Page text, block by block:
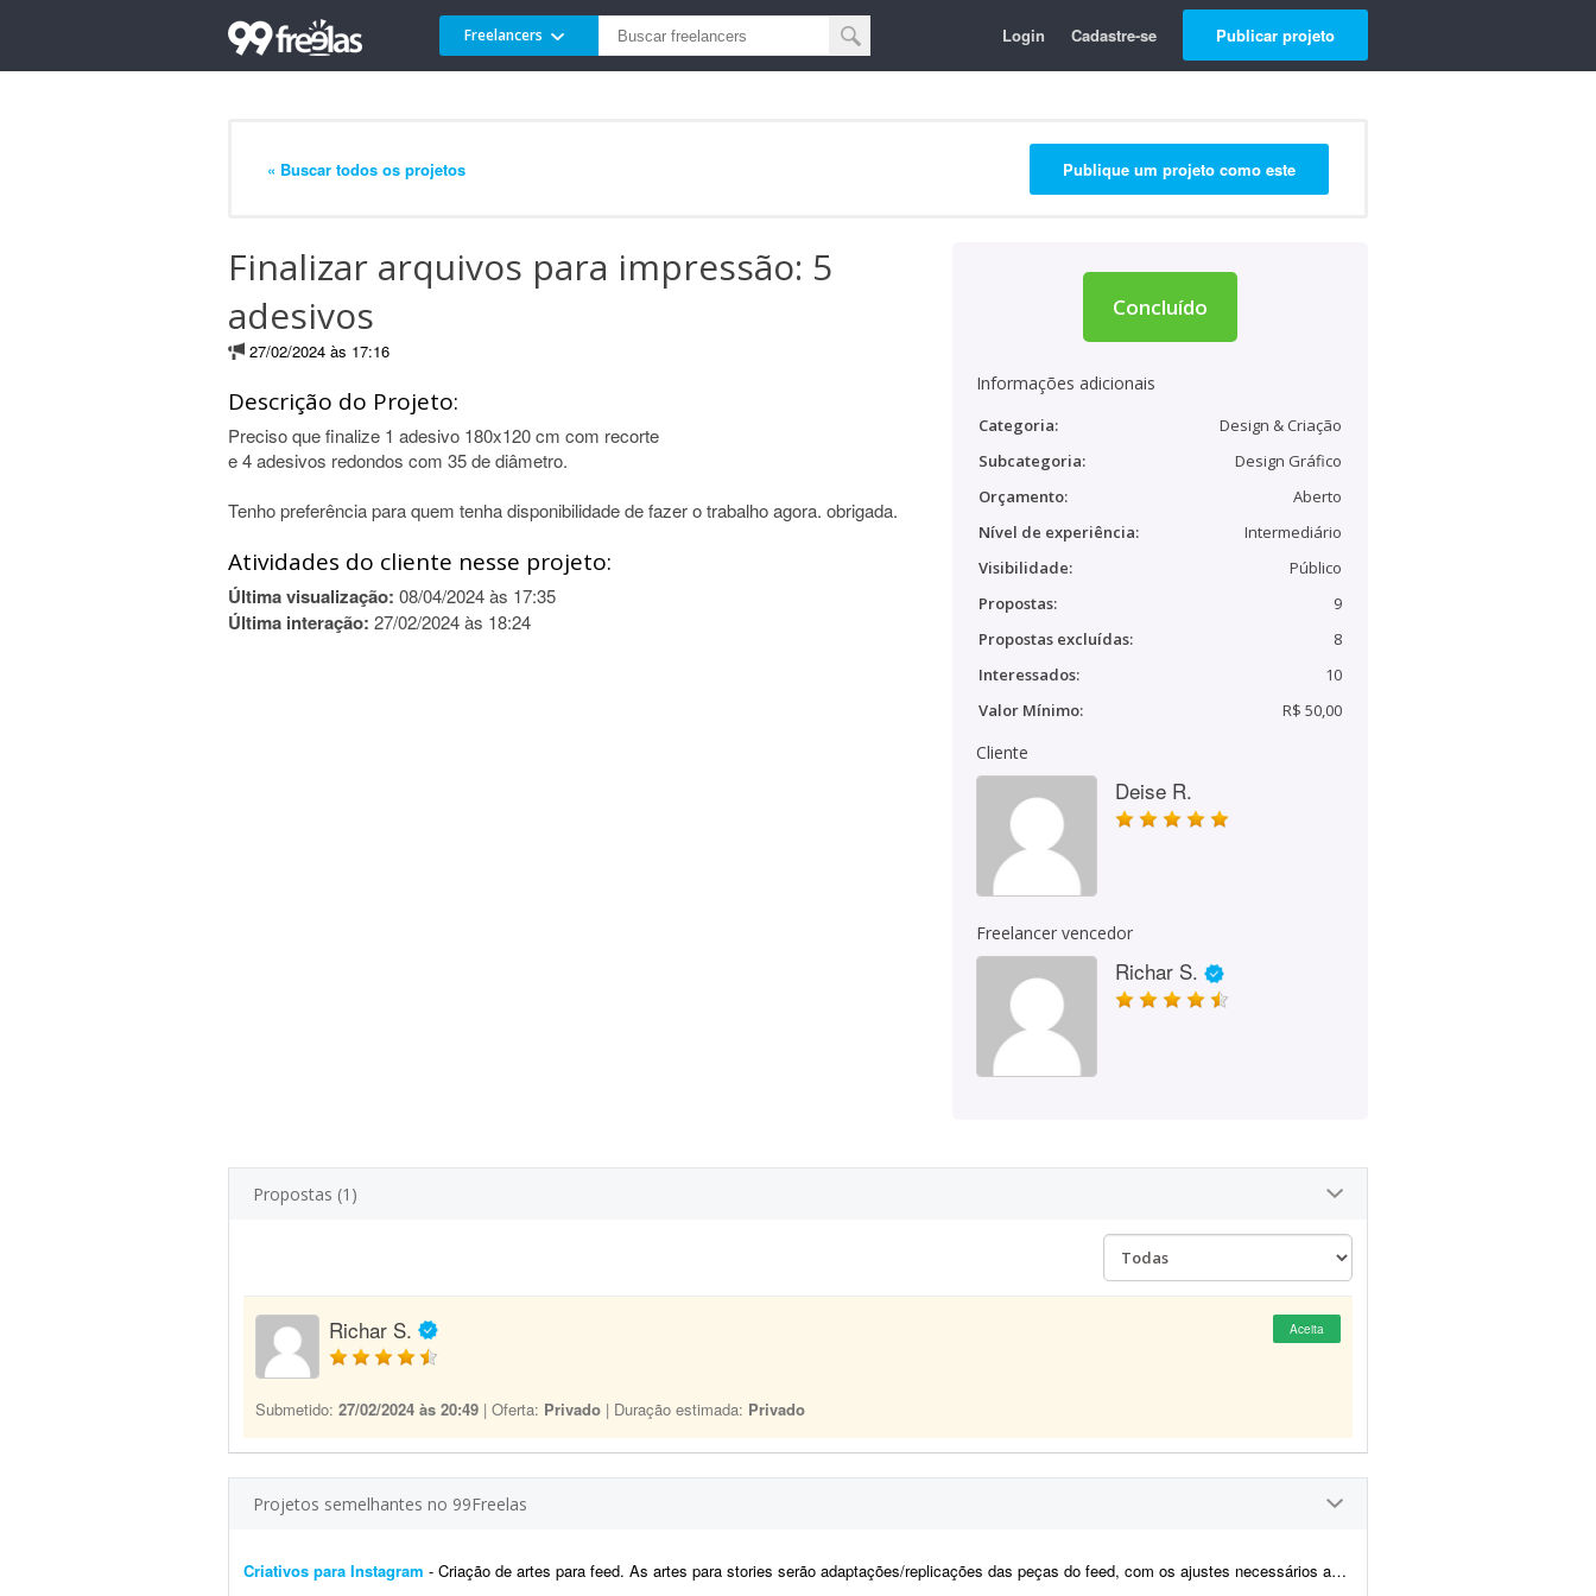
Freelancers Login Cadastre-se Publicar projeto
« Buscar todos os projetos Publique um projeto como este
Finalizar arquivos para impressão: 5
adesivos
27/02/2024 às 17:16
Descrição do Projeto:
Preciso que finalize 1 adesivo 180x120 cm com recorte
e 4 adesivos redondos com 35 de diâmetro.
Tenho preferência para quem tenha disponibilidade de fazer o trabalho agora. obrigada.
Atividades do cliente nesse projeto:
Última visualização: 08/04/2024 às 17:35
Última interação: 27/02/2024 às 18:24
Concluído
Informações adicionais
Categoria:
Design & Criação
Subcategoria:
Design Gráfico
Orçamento:
Aberto
Nível de experiência:
Intermediário
Visibilidade:
Público
Propostas:
9
Propostas excluídas:
8
Interessados:
10
Valor Mínimo:
R$ 50,00
Cliente
Deise R.
Freelancer vencedor
Richar S.
Propostas (1)
Richar S. Aceita
Submetido: 27/02/2024 às 20:49 | Oferta: Privado | Duração estimada: Privado
Projetos semelhantes no 99Freelas
Criativos para Instagram - Criação de artes para feed. As artes para stories serão adaptações/replicações das peças do feed, com os ajustes necessários ao forma...